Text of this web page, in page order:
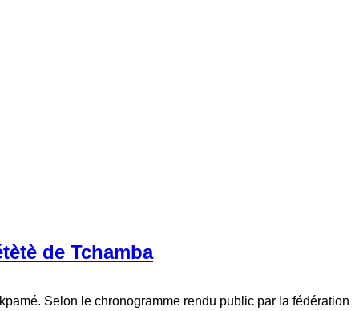
de Tchamba
Selon le chronogramme rendu public par la fédération